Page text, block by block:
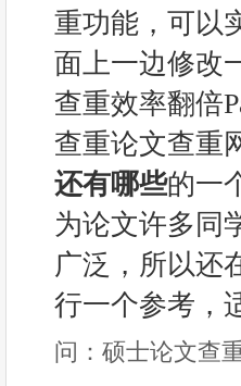
重功能，可以
面上一边修改
查重效率翻倍
查重论文查重
还有哪些的一
为论文许多同
广泛，所以还
行一个参考，
问：硕士论文查